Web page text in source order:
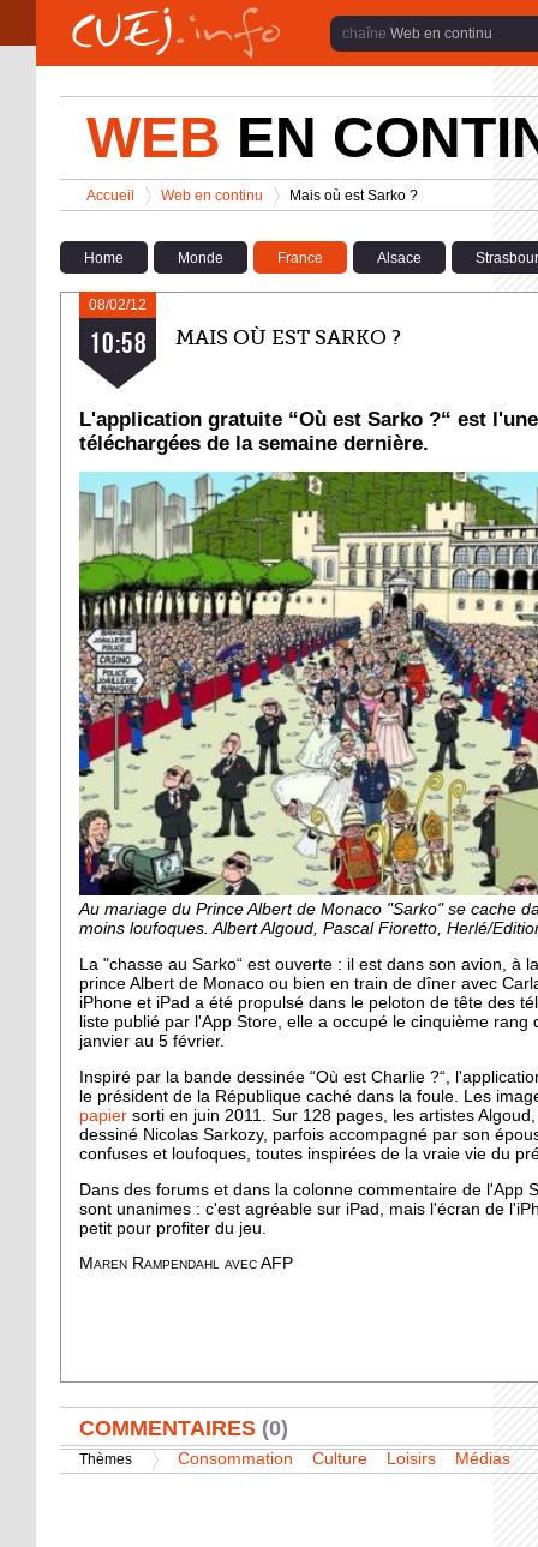
Aller au contenu principal
Web en continu
WEB EN
Vous êtes ici
Accueil
>
Web en continu
>
Mais où est Sarko ?
Home Monde France Alsace
08/02/12
10:58 MAIS OÙ EST SARKO ?
L'application gratuite “Où est Sarko ?“ est
téléchargées de la semaine dernière.
Au mariage du Prince Albert de Monaco "Sarko" se cache
moins loufoques. Albert Algoud, Pascal Fioretto, Herlé/
La "chasse au Sarko“ est ouverte : il est dans son avion, à
prince Albert de Monaco ou bien en train de dîner avec
iPhone et iPad a été propulsé dans le peloton de tête des
liste publié par l'App Store, elle a occupé le cinquième rang
janvier au 5 février.
Inspiré par la bande dessinée “Où est Charlie ?“,
le président de la République caché dans la foule. Les
papier sorti en juin 2011. Sur 128 pages, les artistes
dessiné Nicolas Sarkozy, parfois accompagné par son
confuses et loufoques, toutes inspirées de la vraie vie du
Dans des forums et dans la colonne commentaire de l'App
sont unanimes : c'est agréable sur iPad, mais l'écran de
petit pour profiter du jeu.
Maren Rampendahl avec AFP
AFFICHER
COMMENTAIRES (0)
Thèmes Consommation Culture Loisirs Médias